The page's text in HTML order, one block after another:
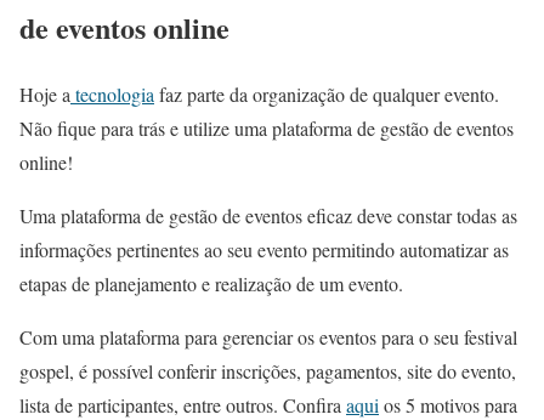
de eventos online
Hoje atecnologiafaz parte da organização de qualquer evento.
Não fique para trás e utilize uma plataforma de gestão de eventos
online!
Uma plataforma de gestão de eventos eficaz deve constar todas as
informações pertinentes ao seu evento permitindo automatizar as
etapas de planejamento e realização de um evento.
Com uma plataforma para gerenciar os eventos para o seu festival
gospel, é possível conferir inscrições, pagamentos, site do evento,
lista de participantes, entre outros. Confiraaquios 5 motivos para